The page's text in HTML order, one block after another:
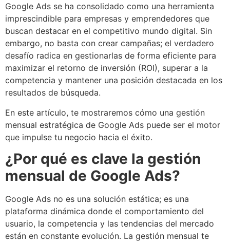
Google Ads se ha consolidado como una herramienta
imprescindible para empresas y emprendedores que
buscan destacar en el competitivo mundo digital. Sin
embargo, no basta con crear campañas; el verdadero
desafío radica en gestionarlas de forma eficiente para
maximizar el retorno de inversión (ROI), superar a la
competencia y mantener una posición destacada en los
resultados de búsqueda.
En este artículo, te mostraremos cómo una gestión
mensual estratégica de Google Ads puede ser el motor
que impulse tu negocio hacia el éxito.
¿Por qué es clave la gestión
mensual de Google Ads?
Google Ads no es una solución estática; es una
plataforma dinámica donde el comportamiento del
usuario, la competencia y las tendencias del mercado
están en constante evolución. La gestión mensual te